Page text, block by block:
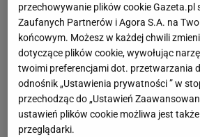
przechowywanie plików cookie Gazeta.pl
Zaufanych Partnerów i Agora S.A. na
końcowym. Możesz w każdej chwili
dotyczące plików cookie, wywołując
twoimi preferencjami dot. przetwarzania
odnośnik „Ustawienia prywatności ” w
przechodząc do „Ustawień
ustawień plików cookie możliwa jest
przeglądarki.